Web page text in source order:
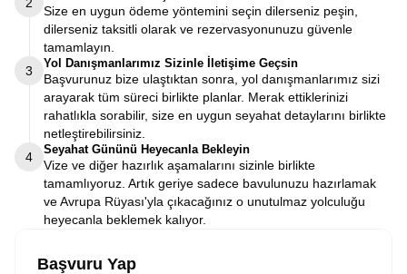
Size en uygun ödeme yöntemini seçin dilerseniz peşin,
dilerseniz taksitli olarak ve rezervasyonunuzu güvenle
tamamlayın.
3
Yol Danışmanlarımız Sizinle İletişime Geçsin
Başvurunuz bize ulaştıktan sonra, yol danışmanlarımız sizi
arayarak tüm süreci birlikte planlar. Merak ettiklerinizi
rahatlıkla sorabilir, size en uygun seyahat detaylarını birlikte
netleştirebilirsiniz.
4
Seyahat Gününü Heyecanla Bekleyin
Vize ve diğer hazırlık aşamalarını sizinle birlikte
tamamlıyoruz. Artık geriye sadece bavulunuzu hazırlamak
ve Avrupa Rüyası'yla çıkacağınız o unutulmaz yolculuğu
heyecanla beklemek kalıyor.
Başvuru Yap